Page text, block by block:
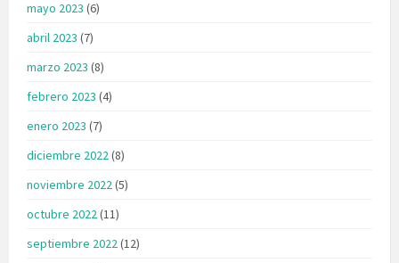
mayo 2023 (6)
abril 2023 (7)
marzo 2023 (8)
febrero 2023 (4)
enero 2023 (7)
diciembre 2022(8)
noviembre 2022(5)
octubre 2022(11)
septiembre 2022(12)